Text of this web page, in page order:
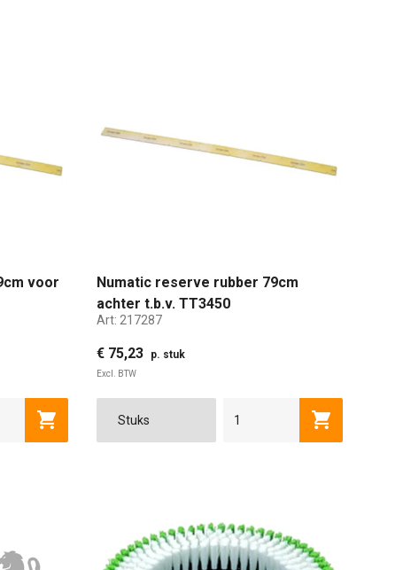
voor
Toevoegen aan winkelwagen
Numatic reserve rubber 79cm
achter t.b.v. TT3450
Art: 217287
€ 75,23 p. stuk
Excl. BTW
Toevoegen